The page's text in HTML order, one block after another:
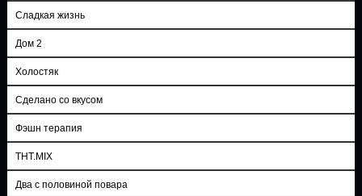
Сладкая жизнь
Дом 2
Холостяк
Сделано со вкусом
Фэшн терапия
ТНТ.MIX
Два с половиной повара